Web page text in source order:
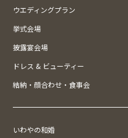
ウエディングプラン
挙式会場
披露宴会場
ドレス & ビューティー
結納・顔合わせ・食事会
いわやの和婚